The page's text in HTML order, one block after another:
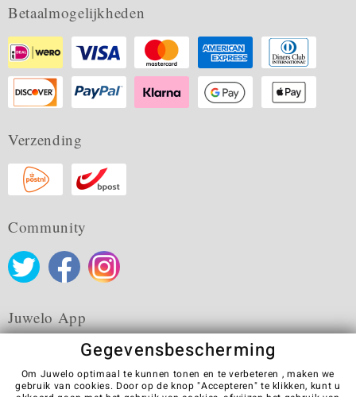
Betaalmogelijkheden
Verzending
Community
Juwelo App
Gegevensbescherming
Om Juwelo optimaal te kunnen tonen en te verbeteren , maken we
gebruik van cookies. Door op de knop "Accepteren" te klikken, kunt u